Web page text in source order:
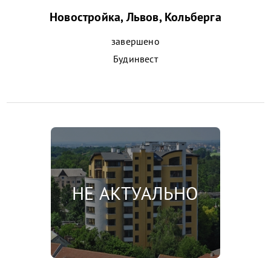
Новостройка, Львов, Кольберга
завершено
Будинвест